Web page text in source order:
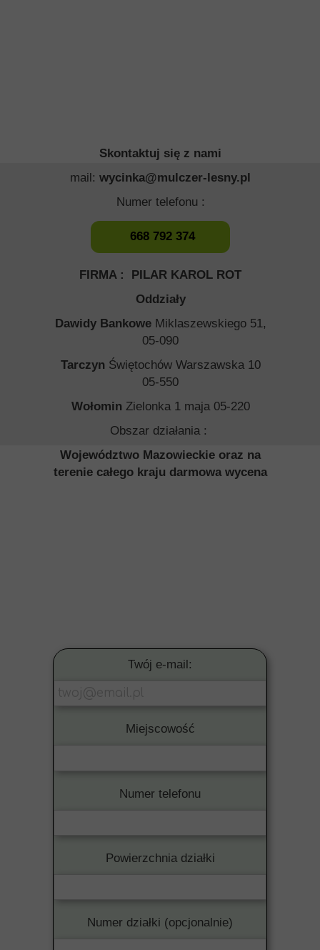
Twój e-mail:
Miejscowość
Numer telefonu
Powierzchnia działki
Numer działki (opcjonalnie)
668 792 374
Skontaktuj się z nami
mail: wycinka@mulczer-lesny.pl
Numer telefonu :
FIRMA : PILAR KAROL ROT
Oddziały
Dawidy Bankowe Miklaszewskiego 51,
05-090
Tarczyn Świętochów Warszawska 10
05-550
Wołomin Zielonka 1 maja 05-220
Obszar działania :
Województwo Mazowieckie oraz na
terenie całego kraju darmowa wycena